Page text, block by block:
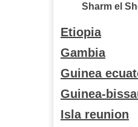
Sharm el
Etiopia
Gambia
Guinea
Guinea-
Isla reunion